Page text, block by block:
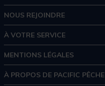
NOUS REJOINDRE
À VOTRE SERVICE
MENTIONS LÉGALES
À PROPOS DE PACIFIC PÊCHE